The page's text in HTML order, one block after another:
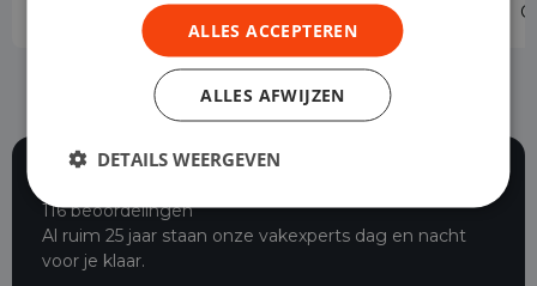
Operational lease
116 beoordelingen
Al ruim 25 jaar staan onze vakexperts dag en nacht
voor je klaar.
ALLES ACCEPTEREN
ALLES AFWIJZEN
DETAILS WEERGEVEN